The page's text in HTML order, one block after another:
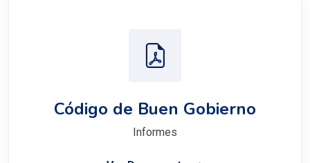
Código de Buen Gobierno
Informes